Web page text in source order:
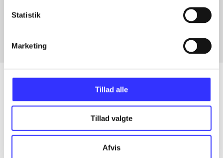
Statistik
Marketing
Tillad alle
Tillad valgte
Afvis
Fra
Artikler
Alle registrerede artikler fordelt på udgivelser